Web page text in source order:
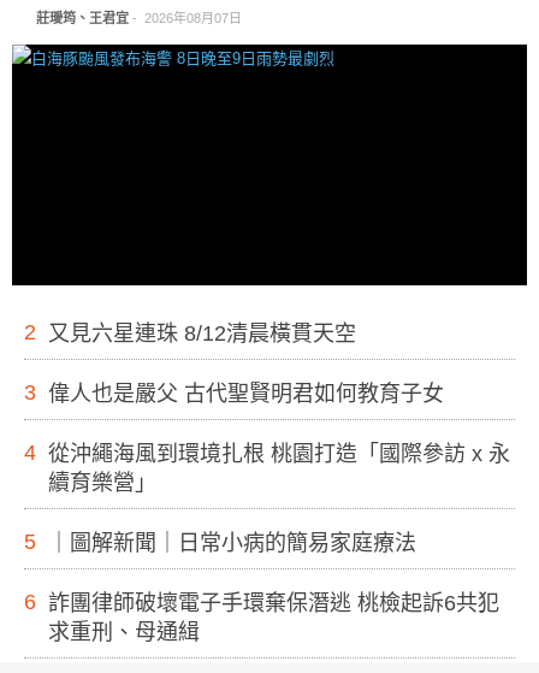
莊璦筠、王君宜 - 2026年08月07日
2 又見六星連珠 8/12清晨橫貫天空
3 偉人也是嚴父 古代聖賢明君如何教育子女
4 從沖繩海風到環境扎根 桃園打造「國際參訪 x 永
續育樂營」
5 ｜圖解新聞｜日常小病的簡易家庭療法
6 詐團律師破壞電子手環棄保潛逃 桃檢起訴6共犯
求重刑、母通緝